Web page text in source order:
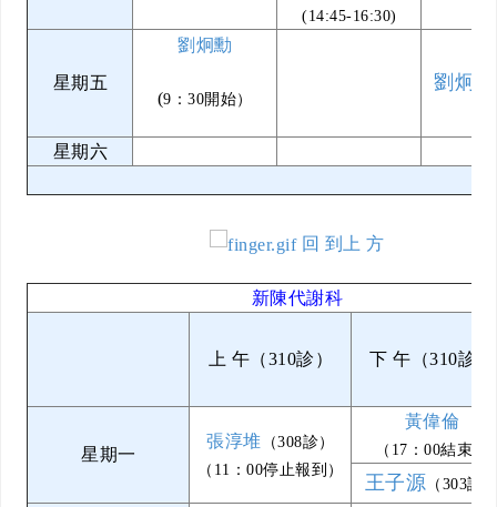
(14:45-16:30)
星期五
劉炯勳
(9：30開始）
劉炯勳
星期六
回 到上 方
新陳代謝科
上 午（310診） 下 午（310診）
星期一
張淳堆 （308診）
（11：00停止報到）
黃偉倫
（17：00結束）
王子源 （303診